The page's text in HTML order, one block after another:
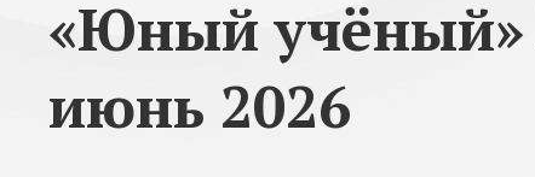
«Юный
июнь 2026